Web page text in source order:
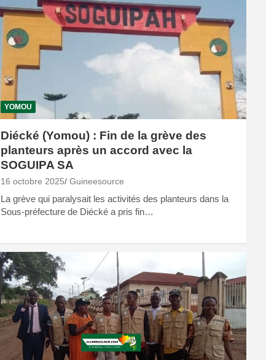
YOMOU
Diécké (Yomou) : Fin de la grève des
planteurs après un accord avec la
SOGUIPA SA​
16 octobre 2025 Guineesource
La grève qui paralysait les activités des planteurs dans la
Sous-préfecture de Diécké a pris fin…